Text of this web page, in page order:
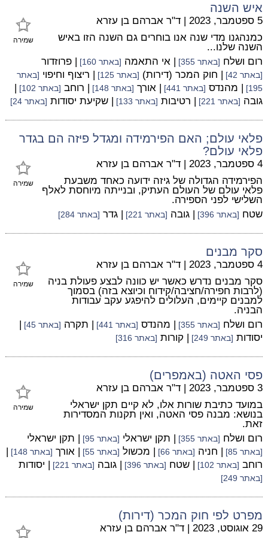
איש השנה
שמירה
5 ספטמבר, 2023 | ד"ר אברהם בן עזרא
כמנהגנו מדי שנה אנו בוחרים גם השנה הזו באיש
השנה שלנו...
רום ושלח [באתר 355] | אי התאמה [באתר 160] | פרוזדור
[באתר 42] | חוק המכר (דירות) [באתר 125] | ריצוף וחיפוי [באתר
195]
| מהנדס [באתר 441] | אורך [באתר 148] | רוחב [באתר 102]
|
גובה [באתר 221] | רטיבות [באתר 133] | שקיעת יסודות [באתר 24]
פלאי עולם; האם הפירמידה ומגדל פיזה הם בגדר
פלאי עולם?
שמירה
4 ספטמבר, 2023 | ד"ר אברהם בן עזרא
הפירמידה הגדולה של גיזה ידועה כאחד משבעת
פלאי עולם של העולם העתיק, ובנייתה מיוחסת לאלף
השלישי לפני הספירה.
שטח [באתר 396] | גובה [באתר 221] | גדר [באתר 284]
סקר מבנים
שמירה
4 ספטמבר, 2023 | ד"ר אברהם בן עזרא
סקר מבנים נדרש כאשר יש כוונה לבצע פעולת בניה
(לרבות חפירה/חציבה/קידוח וכיוצא בזה) בסמוך
למבנים קיימים, העלולים להיפגע עקב עבודות
הבניה.
רום ושלח [באתר 355] | מהנדס [באתר 441] | תקרה [באתר 45]
|
יסודות [באתר 249] | קורות [באתר 316]
פסי האטה (באמפרים)
שמירה
3 ספטמבר, 2023 | ד"ר אברהם בן עזרא
במועד כתיבת שורות אלו, לא קיים תקן ישראלי
בנושא: מבנה פסי האטה, ואין תקנות המסדירות
זאת.
רום ושלח [באתר 355] | תקן ישראלי [באתר 95] | תקן ישראלי
[באתר 85] | חניה [באתר 66] | מכשול [באתר 55] | אורך [באתר 148]
|
רוחב [באתר 102] | שטח [באתר 396] | גובה [באתר 221] | יסודות
[באתר 249]
מפרט לפי חוק המכר (דירות)
29 אוגוסט, 2023 | ד"ר אברהם בן עזרא